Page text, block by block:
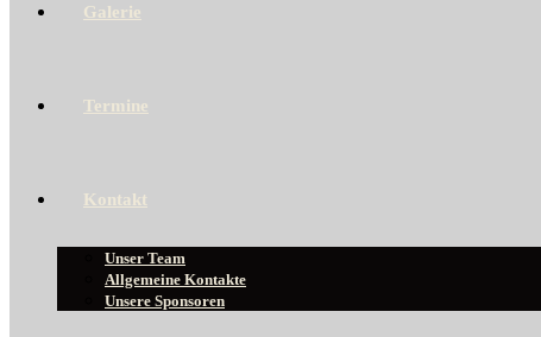
Galerie
Termine
Kontakt
Unser Team
Allgemeine Kontakte
Unsere Sponsoren